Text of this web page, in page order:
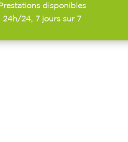
disponibles
24h/24, 7 jours sur 7